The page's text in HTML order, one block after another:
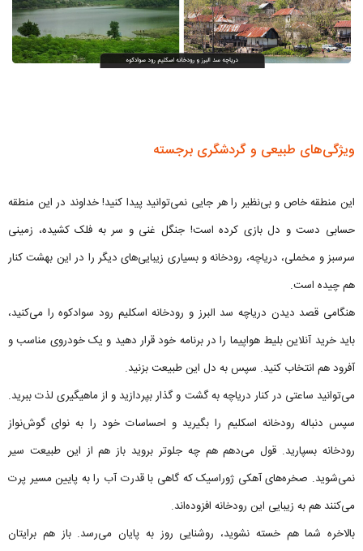
ویژگی‌های طبیعی و گردشگری برجسته
این منطقه خاص و بی‌نظیر را هر جایی نمی‌توانید پیدا کنید! خداوند در این منطقه
حسابی دست و دل بازی کرده است! جنگل غنی و سر به فلک کشیده، زمینی
سرسبز و مخملی، دریاچه، رودخانه و بسیاری زیبایی‌های دیگر را در این بهشت کنار
هم چیده است.
هنگامی قصد دیدن دریاچه سد البرز و رودخانه اسکلیم رود سوادکوه را می‌کنید،
باید خرید آنلاین بلیط هواپیما را در برنامه خود قرار دهید و یک خودروی مناسب و
آفرود هم انتخاب کنید. سپس به دل این طبیعت بزنید.
می‌توانید ساعتی در کنار دریاچه به گشت و گذار بپردازید و از ماهیگیری لذت ببرید.
سپس دنباله رودخانه اسکلیم را بگیرید و احساسات خود را به نوای گوش‌نواز
رودخانه بسپارید. قول می‌دهم هم چه جلوتر بروید باز هم از این طبیعت سیر
نمی‌شوید. صخره‌های آهکی ژوراسیک که گاهی با قدرت آب را به پایین مسیر پرت
می‌کنند هم به زیبایی این رودخانه افزوده‌اند.
بالاخره شما هم خسته نشوید، روشنایی روز به پایان می‌رسد. باز هم برایتان